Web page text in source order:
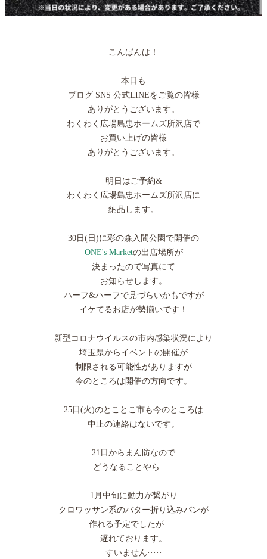
こんばんは！
本日も
ブログ SNS 公式LINEをご覧の皆様
ありがとうございます。
わくわく広場島忠ホームズ所沢店で
お買い上げの皆様
ありがとうございます。
明日はご予約&
わくわく広場島忠ホームズ所沢店に
納品します。
30日(日)に彩の森入間公園で開催の
ONE's Marketの出店場所が
決まったので写真にて
お知らせします。
ハーフ&ハーフで見づらいかもですが
イケてるお店が勢揃いです！
新型コロナウイルスの市内感染状況により
埼玉県からイベントの開催が
制限される可能性がありますが
今のところは開催の方向です。
25日(火)のとことこ市も今のところは
中止の連絡はないです。
21日からまん防なので
どうなることやら·····
1月中旬に動力が繋がり
クロワッサン系のバター折り込みパンが
作れる予定でしたが·····
遅れております。
すいません·····